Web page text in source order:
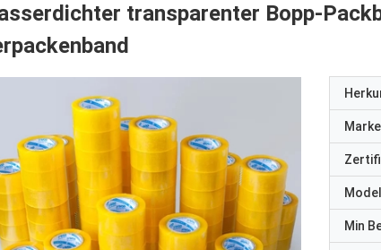
transparenter Bopp-
Min